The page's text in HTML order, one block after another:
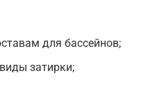
для бассейнов;
затирки;